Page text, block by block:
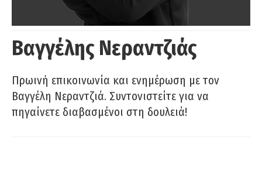
Βαγγέλης Νεραντζιάς
Πρωινή επικοινωνία και ενημέρωση με τον
Βαγγέλη Νεραντζιά. Συντονιστείτε για να
πηγαίνετε διαβασμένοι στη δουλειά!